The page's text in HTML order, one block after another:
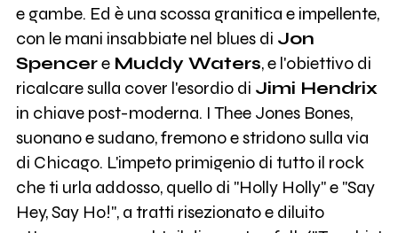
e gambe. Ed è una scossa granitica e impellente,
con le mani insabbiate nel blues di Jon
Spencere Muddy Waters, e l'obiettivo di
ricalcare sulla cover l'esordio di Jimi Hendrix
in chiave post-moderna. I Thee Jones Bones,
suonano e sudano, fremono e stridono sulla via
di Chicago. L'impeto primigenio di tutto il rock
che ti urla addosso, quello di "Holly Holly" e "Say
Hey, Say Ho!", a tratti risezionato e diluito